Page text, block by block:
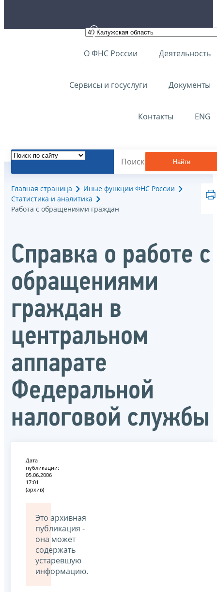
О ФНС России Деятельность
Сервисы и госуслуги Документы
Контакты ENG
Найти
Главная страница
Иные функции ФНС России
Статистика и аналитика
Работа с обращениями граждан
Справка о работе с
обращениями
граждан в
центральном
аппарате
Федеральной
налоговой службы
Дата
публикации:
05.06.2006
17:01
(архив)
Это архивная
публикация -
она может
содержать
устаревшую
информацию.